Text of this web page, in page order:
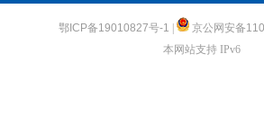
鄂ICP备19010827号-1
京公网安备
本网站支持 IPv6